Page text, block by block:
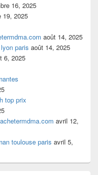
16, 2025
19, 2025
août 14, 2025
paris août 14, 2025
6, 2025
top prix
avril 12,
toulouse paris avril 5,